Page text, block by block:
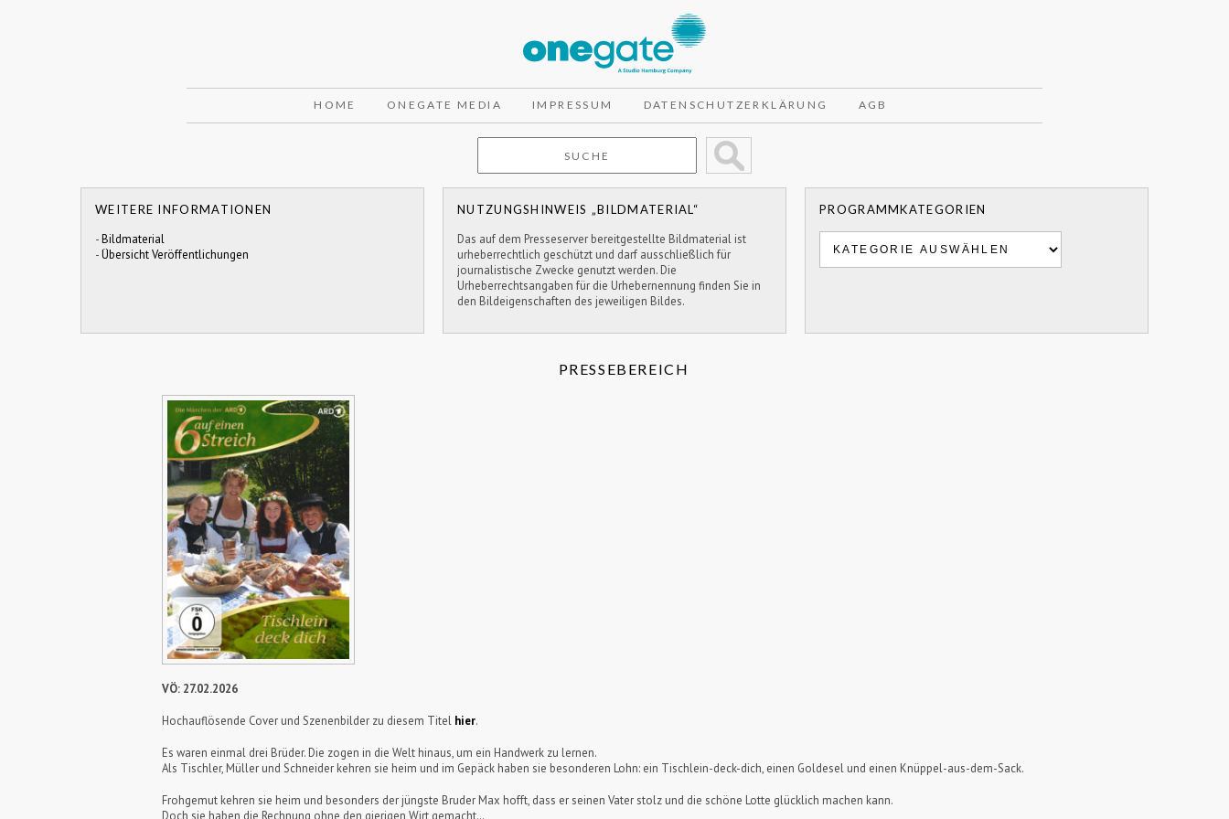
HOME ONEGATE MEDIA IMPRESSUM DATENSCHUTZERKLÄRUNG AGB
WEITERE INFORMATIONEN
-Bildmaterial
-Übersicht Veröffentlichungen
NUTZUNGSHINWEIS „BILDMATERIAL“
Das auf dem Presseserver bereitgestellte Bildmaterial ist
urheberrechtlich geschützt und darf ausschließlich für
journalistische Zwecke genutzt werden. Die
Urheberrechtsangaben für die Urhebernennung finden Sie in
den Bildeigenschaften des jeweiligen Bildes.
PROGRAMMKATEGORIEN
PRESSEBEREICH
VÖ: 27.02.2026
Hochauflösende Cover und Szenenbilder zu diesem Titel hier.
Es waren einmal drei Brüder. Die zogen in die Welt hinaus, um ein Handwerk zu lernen.
Als Tischler, Müller und Schneider kehren sie heim und im Gepäck haben sie besonderen Lohn: ein Tischlein-deck-dich, einen Goldesel und einen Knüppel-aus-dem-Sack.
Frohgemut kehren sie heim und besonders der jüngste Bruder Max hofft, dass er seinen Vater stolz und die schöne Lotte glücklich machen kann.